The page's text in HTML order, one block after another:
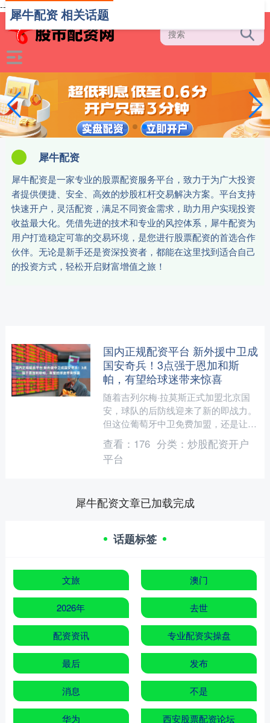
-->
犀牛配资
犀牛配资是一家专业的股票配资服务平台，致力于为广大投资
者提供便捷、安全、高效的炒股杠杆交易解决方案。平台支持
快速开户，灵活配资，满足不同资金需求，助力用户实现投资
收益最大化。凭借先进的技术和专业的风控体系，犀牛配资为
用户打造稳定可靠的交易环境，是您进行股票配资的首选合作
伙伴。无论是新手还是资深投资者，都能在这里找到适合自己
的投资方式，轻松开启财富增值之旅！
犀牛配资 相关话题
国内正规配资平台 新外援中卫成
国安奇兵！3点强于恩加和斯
帕，有望给球迷带来惊喜
随着吉列尔梅·拉莫斯正式加盟北京国
安，球队的后防线迎来了新的即战力。
但这位葡萄牙中卫免费加盟，还是让球
迷们多少有点不放心。毕竟，在很多人
的意识里，便宜从来都没有....
查看： 176 分类： 炒股配资开户
平台
犀牛配资文章已加载完成
话题标签
文旅 澳门
2026年 去世
配资资讯 专业配资实操盘
最后 发布
消息 不是
华为 西安股票配资论坛